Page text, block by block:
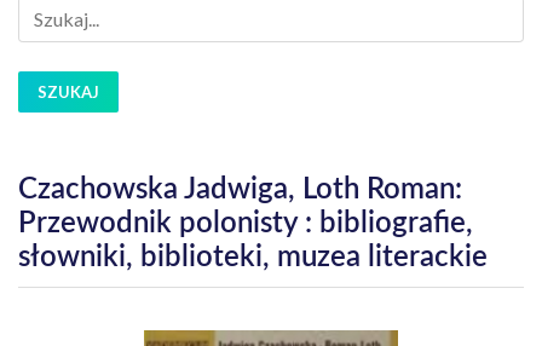
SZUKAJ
Czachowska Jadwiga, Loth Roman:
Przewodnik polonisty : bibliografie,
słowniki, biblioteki, muzea literackie